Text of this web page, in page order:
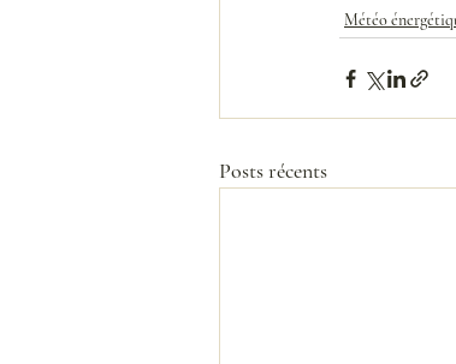
Météo
Posts récents